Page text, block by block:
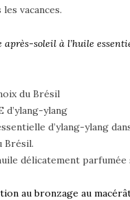
vacances.
après-soleil à l’huile
du Brésil
d’ylang-ylang
d’ylang-ylang
Brésil.
délicatement parfumée
au bronzage au